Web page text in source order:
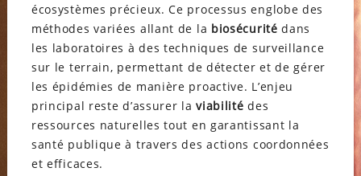
écosystèmes précieux. Ce processus englobe des
méthodes variées allant de la biosécurité dans
les laboratoires à des techniques de surveillance
sur le terrain, permettant de détecter et de gérer
les épidémies de manière proactive. L’enjeu
principal reste d’assurer laviabilité des
ressources naturelles tout en garantissant la
santé publique à travers des actions coordonnées
et efficaces.